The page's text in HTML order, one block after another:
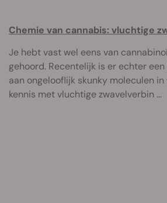
Chemie van cannabis: vluchtige
Je hebt vast wel eens van
gehoord. Recentelijk is er echter
aan ongelooflijk skunky moleculen
kennis met vluchtige zwavelverbin ...